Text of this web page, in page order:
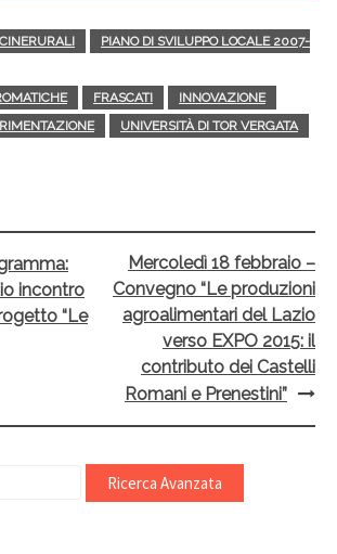
PIANO DI SVILUPPO LOCALE 2007-
FRASCATI
INNOVAZIONE
UNIVERSITÀ DI TOR VERGATA
incontro
“Le
Mercoledì 18 febbraio –
Convegno “Le produzioni
agroalimentari del Lazio
verso EXPO 2015: il
contributo dei Castelli
Romani e Prenestini”